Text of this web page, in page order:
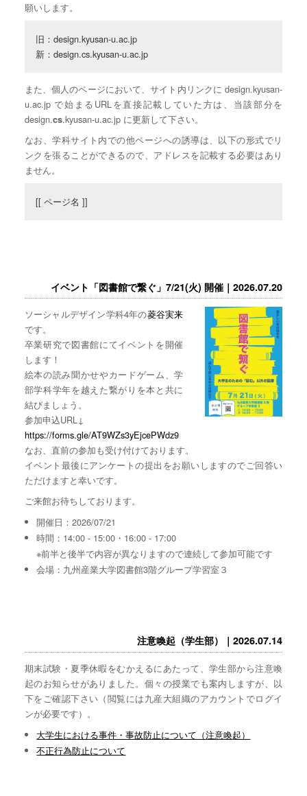
願いします。
旧：design.kyusan-u.ac.jp
新：design.cs.kyusan-u.ac.jp
また、個人のページにおいて、サイト内リンクに design.kyusan-
u.ac.jp で始まるURLを直接記載していた方は、当該部分を
design.cs.kyusan-u.ac.jp に更新して下さい。
なお、学科サイト内での他ページへの誘導は、以下の形式でリ
ンクを張ることができるので、アドレスを記載する必要はあり
ません。
[[ ページ名 ]]
イベント「図書館で繋ぐ」7/21(火) 開催｜2026.07.20
ソーシャルデザイン学科4年の菱谷実来
です。
卒業研究で図書館にてイベントを開催
します！
絵本の読み聞かせやカードゲーム、学
部学科学年を越えた繋がりを本と共に
結びましょう。
参加申込URL↓
https://forms.gle/AT9WZs3yEjcePWdz9
なお、直前の参加も受け付けております。
イベント最後にアンケートの提出をお願いしますのでご回答い
ただけますと幸いです。
ご来館お待ちしております。
開催日：2026/07/21
時間：14:00 - 15:00・16:00 - 17:00
※前半と後半で内容が異なりますので連続して参加可能です
会場：九州産業大学図書館3階グループ学習室３
注意喚起（学生部）｜2026.07.14
期末試験・夏季休暇をむかえるにあたって、学生部から注意喚
起のお知らせがありました。個々の授業でも案内しますが、以
下をご確認下さい（閲覧には九産大組織のアカウントでログイ
ンが必要です）。
大学生における事件・事故防止について（注意喚起）
不正行為防止について